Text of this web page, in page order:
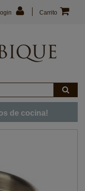
Carrito
de cocina!